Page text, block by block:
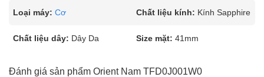
Loại máy: Cơ Chất liệu kính: Kính Sapphire
Chất liệu dây: Dây Da Size mặt: 41mm
Đánh giá sản phẩm Orient Nam TFD0J001W0